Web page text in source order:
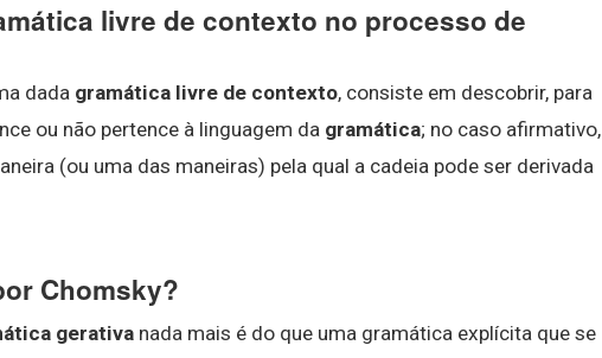
livre de contexto no processo de
dada gramática livre de contexto, consiste em descobrir, para
ou não pertence à linguagem da gramática; no caso afirmativo,
(ou uma das maneiras) pela qual a cadeia pode ser derivada
Chomsky?
gerativa nada mais é do que uma gramática explícita que se